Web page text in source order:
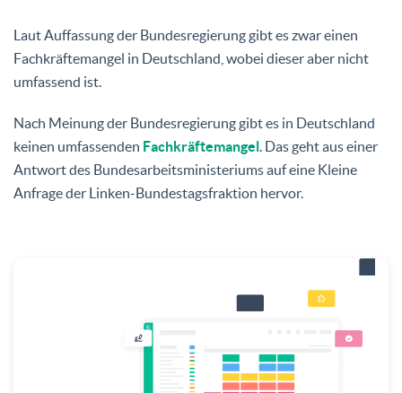
Laut Auffassung der Bundesregierung gibt es zwar einen
Fachkräftemangel in Deutschland, wobei dieser aber nicht
umfassend ist.
Nach Meinung der Bundesregierung gibt es in Deutschland
keinen umfassenden Fachkräftemangel. Das geht aus einer
Antwort des Bundesarbeitsministeriums auf eine Kleine
Anfrage der Linken-Bundestagsfraktion hervor.